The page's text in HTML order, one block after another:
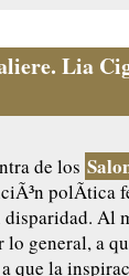
Lia
de los
polÃ­tica
disparidad. Al
lo general, a
que la